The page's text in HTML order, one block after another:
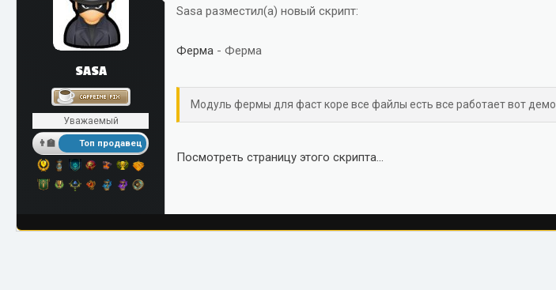
е
м
ы
л
SASA
Уважаемый
Топ продавец
Sasa разместил(а) новый скрипт:
Ферма - Ферма
Модуль фермы для фаст коре все файлы есть все работает вот демо
Посмотреть страницу этого скрипта...